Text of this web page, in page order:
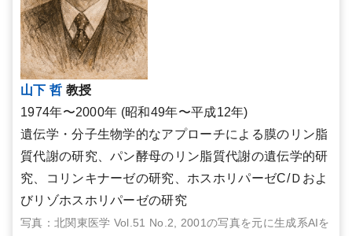
山下 哲 教授
1974年〜2000年 (昭和49年〜平成12年)
遺伝学・分子生物学的なアプローチによる膜のリン脂
質代謝の研究、パン酵母のリン脂質代謝の遺伝学的研
究、コリンキナーゼの研究、ホスホリパーゼC/Ｄおよ
びリゾホスホリパーゼの研究
写真：北関東医学 Vol.51 No.2, 2001の写真を元に生成系AIを